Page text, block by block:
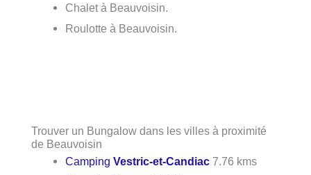
Chalet à Beauvoisin.
Roulotte à Beauvoisin.
Trouver un Bungalow dans les villes à proximité
de Beauvoisin
CampingVestric-et-Candiac 7.76 kms